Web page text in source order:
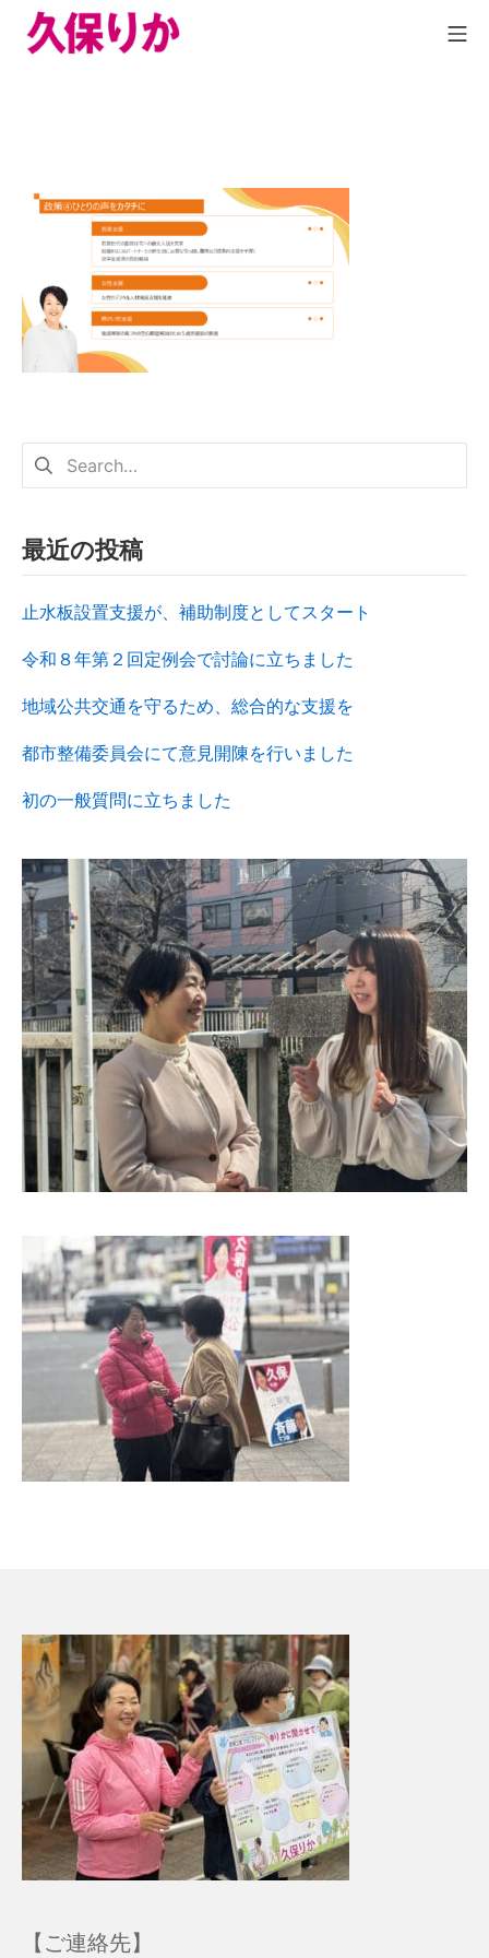
最近の投稿
止水板設置支援が、補助制度としてスタート
令和８年第２回定例会で討論に立ちました
地域公共交通を守るため、総合的な支援を
都市整備委員会にて意見開陳を行いました
初の一般質問に立ちました
【ご連絡先】